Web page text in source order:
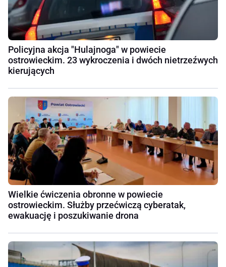
Policyjna akcja "Hulajnoga" w powiecie
ostrowieckim. 23 wykroczenia i dwóch nietrzeźwych
kierujących
Wielkie ćwiczenia obronne w powiecie
ostrowieckim. Służby przećwiczą cyberatak,
ewakuację i poszukiwanie drona